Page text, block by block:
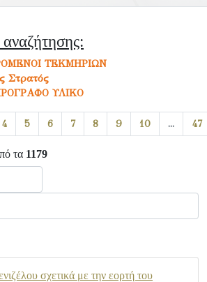
ΤΕΚΜΗΡΙΩΝ
Στρατός
ΥΛΙΚΟ
4 5 6 7 8 9 10 ... 47
τα 1179
σχετικά με την εορτή του